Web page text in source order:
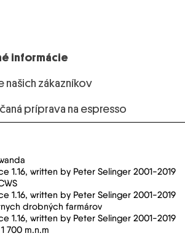
informácie
našich zákazníkov
príprava na espresso
1.16, written by Peter Selinger 2001-2019
1.16, written by Peter Selinger 2001-2019
drobných farmárov
1.16, written by Peter Selinger 2001-2019
700 m.n.m